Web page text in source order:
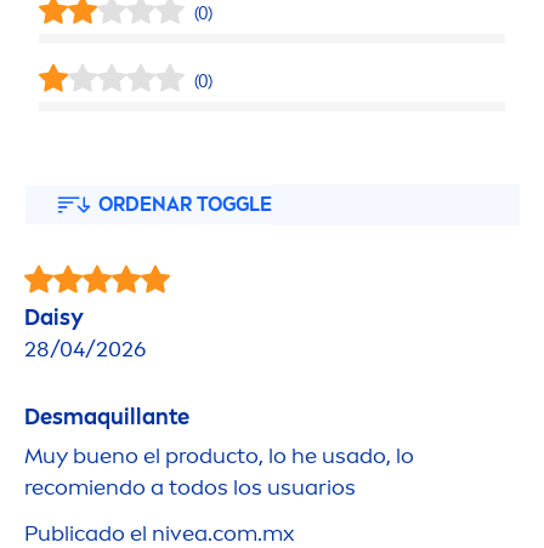
(0)
(0)
ORDENAR TOGGLE
Daisy
28/04/2026
Desmaquillante
Muy bueno el producto, lo he usado, lo
recomiendo a todos los usuarios
Publicado el nivea.com.mx